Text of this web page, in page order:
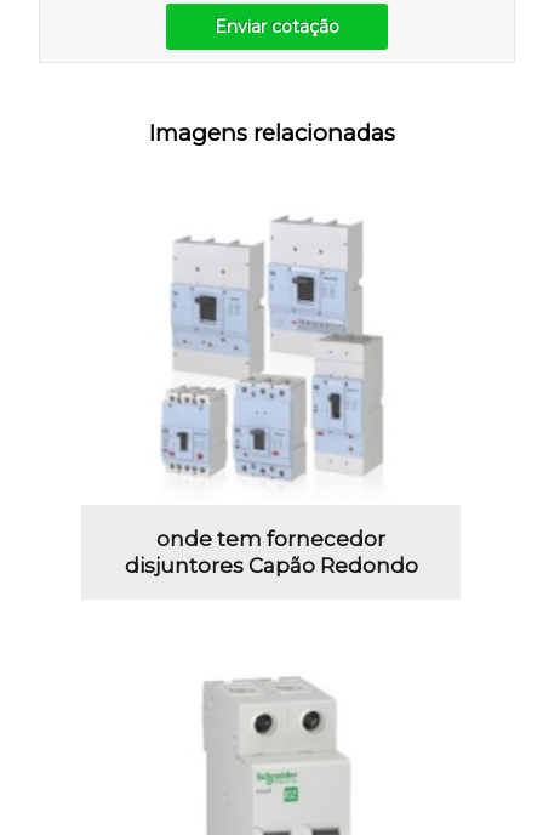
Enviar cotação
Imagens relacionadas
onde tem fornecedor
disjuntores Capão Redondo